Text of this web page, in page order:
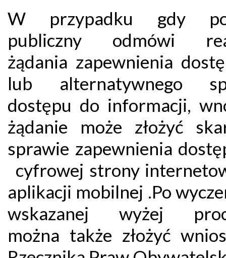
W przypadku gdy
publiczny odmówi
żądania zapewnienia
lub alternatywnego
dostępu do informacji,
żądanie może złożyć
sprawie zapewnienia
cyfrowej strony
aplikacji mobilnej .Po
wskazanej wyżej
można także złożyć